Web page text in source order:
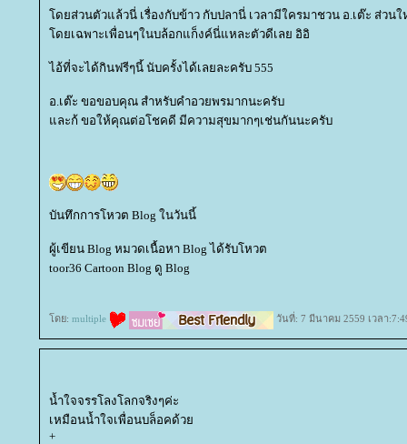
ดยส่วนตัวแล้วนี่ เรื่องกับข้าว กับปลานี่ เวลามีใครมาชวน อ.เต๊ะ ส่วน
ดยเฉพาะเพื่อนๆในบล้อกแก็งค์นี่แหละตัวดีเลย อิอิ
ไอ้ที่จะได้กินฟรีๆนี้ นับครั้งได้เลยละครับ 555
อ.เต๊ะ ขอขอบคุณ สำหรับคำอวยพรมากนะครับ
ละก้ ขอให้คุณต่อโชคดี มีความสุขมากๆเช่นกันนะครับ
บันทึกการโหวต Blog ในวันนี้
ผู้เขียน Blog หมวดเนื้อหา Blog ได้รับโหวต
toor36 Cartoon Blog ดู Blog
ดย: multiple วันที่: 7 มีนาคม 2559 เวลา
น้ำใจจรรโลงโลกจริงๆค่ะ
เหมือนน้ำใจเพื่อนบล็อคด้ว
+